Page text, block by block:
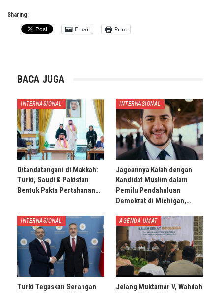
Sharing:
Email Print
BACA JUGA
INTERNASIONAL
Ditandatangani di Makkah:
Turki, Saudi & Pakistan
Bentuk Pakta Pertahanan…
INTERNASIONAL
Jagoannya Kalah dengan
Kandidat Muslim dalam
Pemilu Pendahuluan
Demokrat di Michigan,…
INTERNASIONAL
Turki Tegaskan Serangan
AGENDA UMAT
Jelang Muktamar V, Wahdah